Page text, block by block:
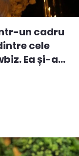
un cadru
cele
Ea și-a